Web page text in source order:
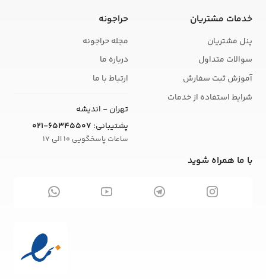
خدمات مشتریان
پنل مشتریان
سوالات متداول
آموزش ثبت سفارش
شرایط استفاده از خدمات
حراجونه
مجله حراجونه
درباره ما
ارتباط با ما
تهران - اندیشه
پشتیبانی: 021-65345507
ساعات پاسخگویی 10 الی 17
با ما همراه شوید